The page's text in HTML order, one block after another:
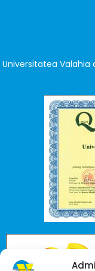
Universitatea